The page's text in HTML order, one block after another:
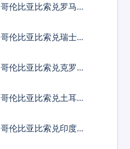
哥伦比亚比索兑罗马尼
哥伦比亚比索兑瑞士法
哥伦比亚比索兑克罗地
哥伦比亚比索兑土耳其
哥伦比亚比索兑印度尼